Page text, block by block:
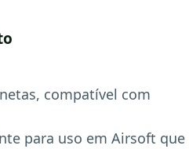
compatível com
para uso em Airsoft que